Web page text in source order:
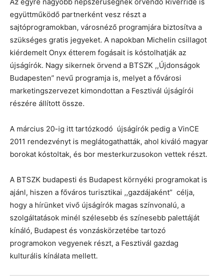
együttműködő partnerként vesz részt a
sajtóprogramokban, városnéző programjára biztosítva a
szükséges gratis jegyeket. A napokban Michelin csillagot
kiérdemelt Onyx étterem fogásait is kóstolhatják az
újságírók. Nagy sikernek örvend a BTSZK ,,Újdonságok
Budapesten” nevű programja is, melyet a fővárosi
marketingszervezet kimondottan a Fesztivál újságírói
részére állított össze.
A március 20-ig itt tartózkodó újságírók pedig a VinCE
2011 rendezvényt is meglátogathatták, ahol kiváló magyar
borokat kóstoltak, és bor mesterkurzusokon vettek részt.
A BTSZK budapesti és Budapest környéki programokat is
ajánl, hiszen a főváros turisztikai ,,gazdájaként” célja,
hogy a hírünket vivő újságírók magas színvonalú, a
szolgáltatások minél szélesebb és színesebb palettáját
kínáló, Budapest és vonzáskörzetébe tartozó
programokon vegyenek részt, a Fesztivál gazdag
kulturális kínálata mellett.